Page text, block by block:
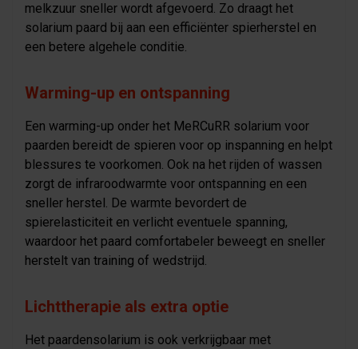
melkzuur sneller wordt afgevoerd. Zo draagt het
solarium paard bij aan een efficiënter spierherstel en
een betere algehele conditie.
Warming-up en ontspanning
Een warming-up onder het MeRCuRR solarium voor
paarden bereidt de spieren voor op inspanning en helpt
blessures te voorkomen. Ook na het rijden of wassen
zorgt de infraroodwarmte voor ontspanning en een
sneller herstel. De warmte bevordert de
spierelasticiteit en verlicht eventuele spanning,
waardoor het paard comfortabeler beweegt en sneller
herstelt van training of wedstrijd.
Lichttherapie als extra optie
Het paardensolarium is ook verkrijgbaar met